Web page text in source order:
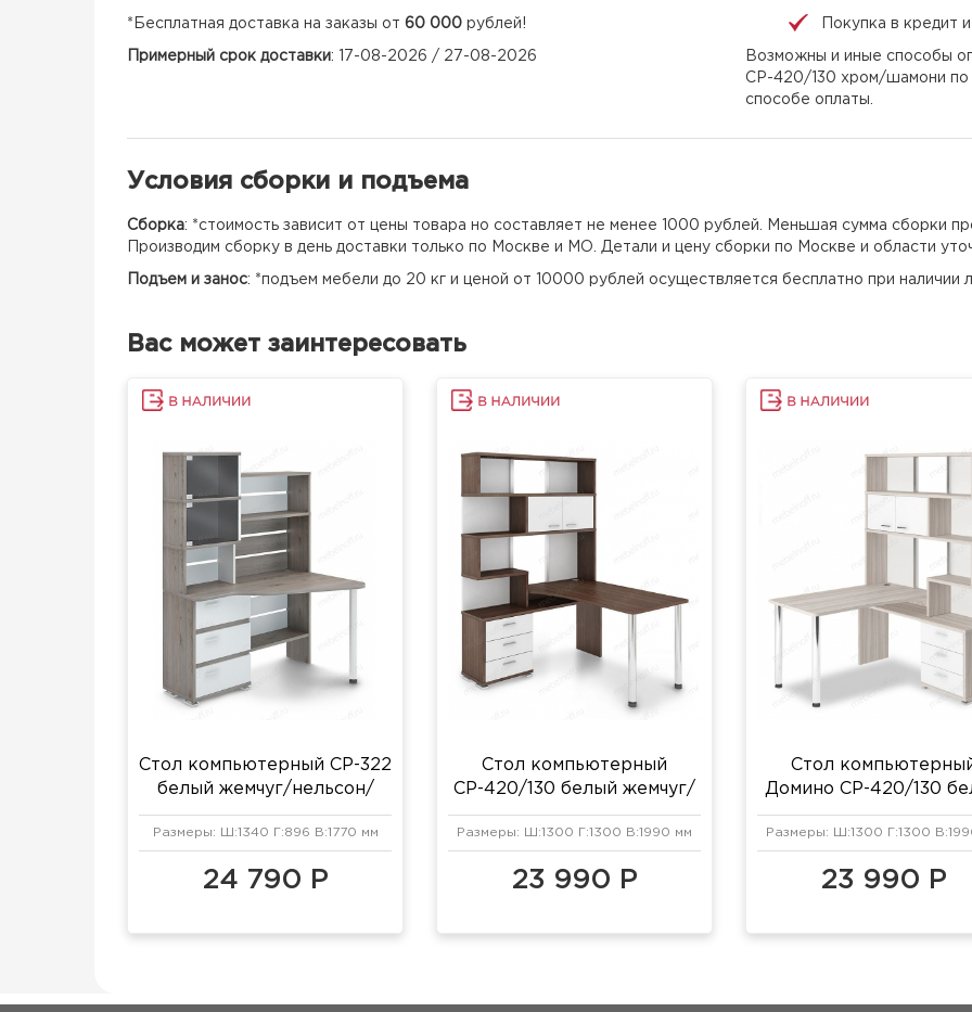
*Бесплатная доставка на заказы от 60 000 рублей!
Примерный срок доставки: 17-08-2026 / 27-08-2026
Покупка в кредит
Возможны и иные способы
СР-420/130 хром/шамони по
способе оплаты.
Условия сборки и подъема
Сборка: *стоимость зависит от цены товара но составляет не менее 1000 рублей. Меньшая сумма сборки
Производим сборку в день доставки только по Москве и МО. Детали и цену сборки по Москве и области
Подъем и занос: *подъем мебели до 20 кг и ценой от 10000 рублей осуществляется бесплатно при наличии
Вас может заинтересовать
Стол компьютерный СР-322
белый жемчуг/нельсон/
хром
Размеры: Ш:1340 Г:896 В:1770 мм
24 790 Р
Стол компьютерный
СР-420/130 белый жемчуг/
хром/шамони
Размеры: Ш:1300 Г:1300 В:1990 мм
23 990 Р
Стол
Домино СР-420/130
жемчуг/карамель
Размеры: Ш:1300 Г:1300
23 990 Р